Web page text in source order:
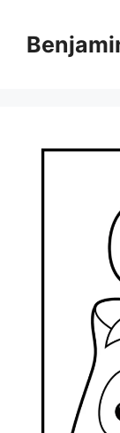
content